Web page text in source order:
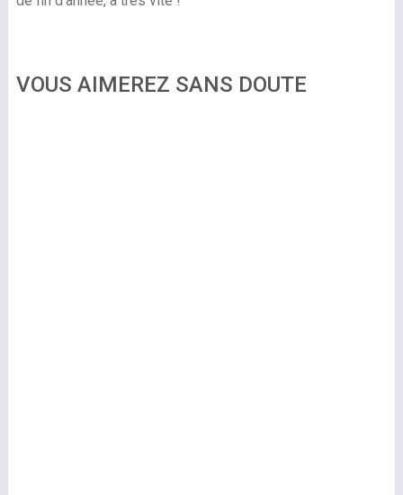
VOUS AIMEREZ SANS DOUTE